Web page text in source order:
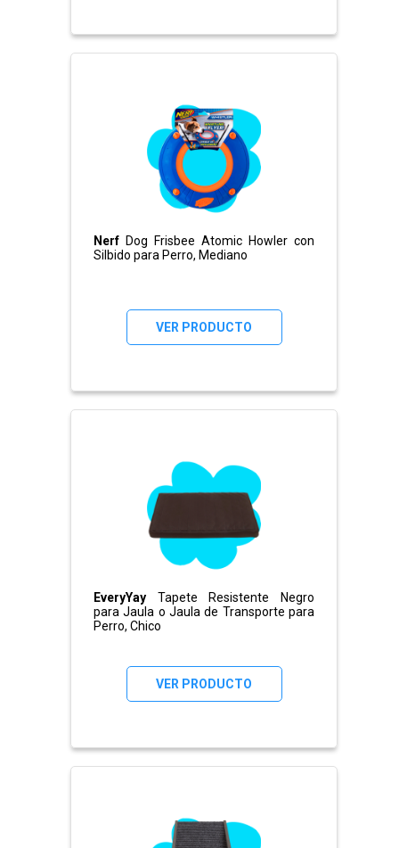
Nerf Dog Frisbee Atomic Howler con
Silbido para Perro, Mediano
VER PRODUCTO
EveryYay Tapete Resistente Negro
para Jaula o Jaula de Transporte para
Perro, Chico
VER PRODUCTO